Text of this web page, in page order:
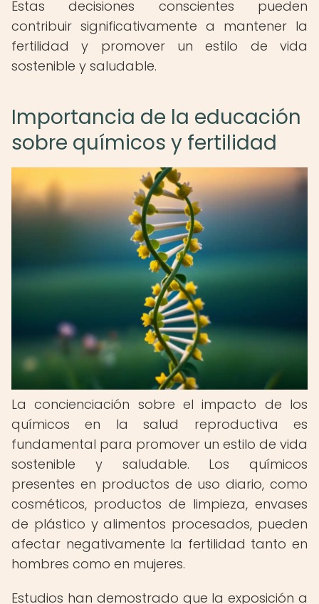
Estas decisiones conscientes pueden
contribuir significativamente a mantener la
fertilidad y promover un estilo de vida
sostenible y saludable.
Importancia de la educación
sobre químicos y fertilidad
La concienciación sobre el impacto de los
químicos en la salud reproductiva es
fundamental para promover un estilo de vida
sostenible y saludable. Los químicos
presentes en productos de uso diario, como
cosméticos, productos de limpieza, envases
de plástico y alimentos procesados, pueden
afectar negativamente la fertilidad tanto en
hombres como en mujeres.
Estudios han demostrado que la exposición a